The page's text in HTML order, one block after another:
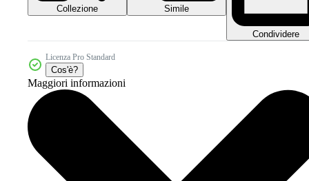
Collezione Simile
Condividere
Licenza Pro Standard
Cos'è?
Maggiori informazioni